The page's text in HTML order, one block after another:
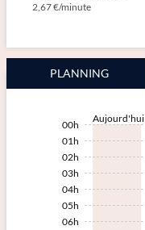
2,67 €/minute
PLANNING
00h
01h
02h
03h
04h
05h
06h
Aujourd'hui